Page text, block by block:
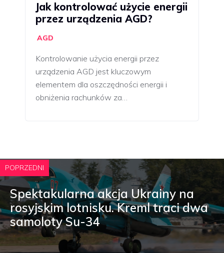
Jak kontrolować użycie energii
przez urządzenia AGD?
AGD
Kontrolowanie użycia energii przez
urządzenia AGD jest kluczowym
elementem dla oszczędności energii i
obniżenia rachunków za…
POPRZEDNI
Spektakularna akcja Ukrainy na
rosyjskim lotnisku. Kreml traci dwa
samoloty Su-34